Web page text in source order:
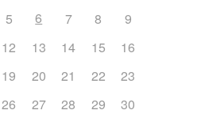
5 6 7 8
9
12 13 14 15
16
19 20 21 22
23
26 27 28 29
30